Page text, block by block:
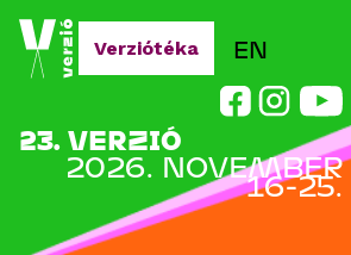
Jump to navigation
EN
23. VERZIÓ
2026. NOVEMBER
16-25.
Verziótéka